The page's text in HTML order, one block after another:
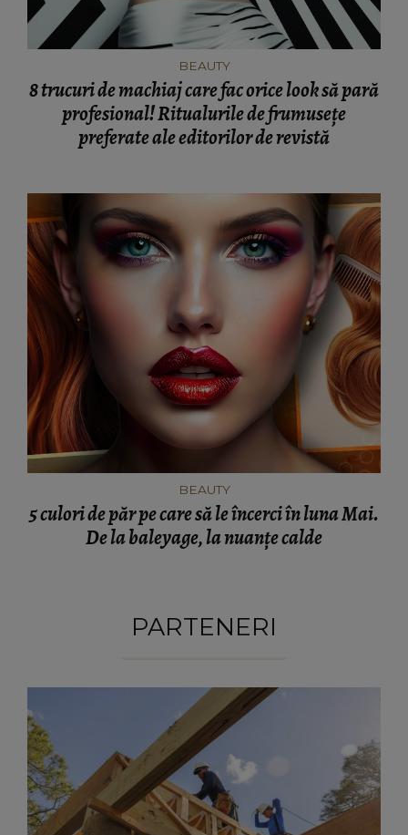
BEAUTY
8 trucuri de machiaj care fac orice look să pară
profesional! Ritualurile de frumusețe
preferate ale editorilor de revistă
BEAUTY
5 culori de păr pe care să le încerci în luna Mai.
De la baleyage, la nuanțe calde
PARTENERI